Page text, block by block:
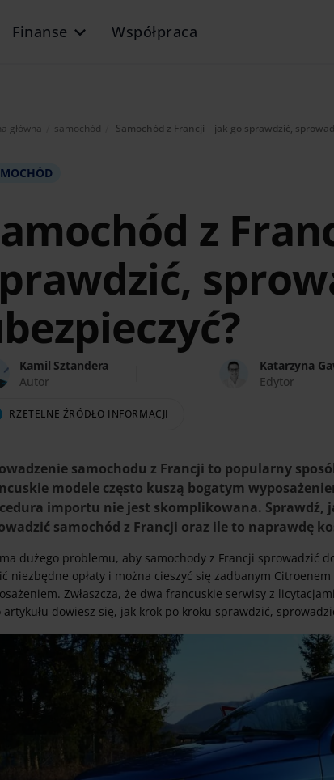
Finanse Współpraca
główna samochód Aktualnie:
Samochód z Francji – jak go sprawdzić,
z
Kamil Sztandera
Autor
Katarzyna
Edytor
RZETELNE ŹRÓDŁO INFORMACJI
samochodu z Francji to popularny
modele często kuszą bogatym
importu nie jest skomplikowana. Sprawdź,
samochód z Francji oraz ile to naprawdę
dużego problemu, aby samochody z Francji sprowadzić
niezbędne opłaty i można cieszyć się zadbanym
Zwłaszcza, że dwa francuskie serwisy z
artykułu dowiesz się, jak krok po kroku sprawdzić,